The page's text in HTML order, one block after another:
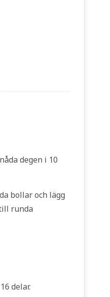
degen i 10
bollar och lägg
runda
delar.